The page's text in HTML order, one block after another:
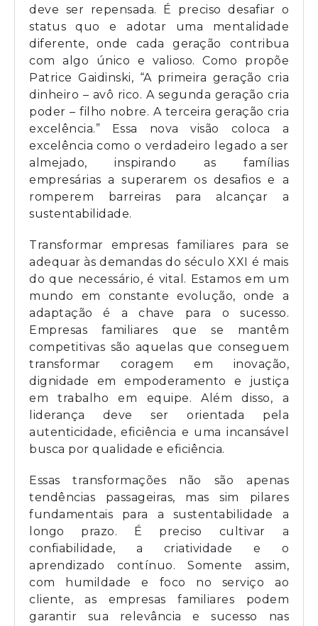
deve ser repensada. É preciso desafiar o
status quo e adotar uma mentalidade
diferente, onde cada geração contribua
com algo único e valioso. Como propõe
Patrice Gaidinski, “A primeira geração cria
dinheiro – avô rico. A segunda geração cria
poder – filho nobre. A terceira geração cria
excelência.” Essa nova visão coloca a
excelência como o verdadeiro legado a ser
almejado, inspirando as famílias
empresárias a superarem os desafios e a
romperem barreiras para alcançar a
sustentabilidade.
Transformar empresas familiares para se
adequar às demandas do século XXI é mais
do que necessário, é vital. Estamos em um
mundo em constante evolução, onde a
adaptação é a chave para o sucesso.
Empresas familiares que se mantêm
competitivas são aquelas que conseguem
transformar coragem em inovação,
dignidade em empoderamento e justiça
em trabalho em equipe. Além disso, a
liderança deve ser orientada pela
autenticidade, eficiência e uma incansável
busca por qualidade e eficiência.
Essas transformações não são apenas
tendências passageiras, mas sim pilares
fundamentais para a sustentabilidade a
longo prazo. É preciso cultivar a
confiabilidade, a criatividade e o
aprendizado contínuo. Somente assim,
com humildade e foco no serviço ao
cliente, as empresas familiares podem
garantir sua relevância e sucesso nas